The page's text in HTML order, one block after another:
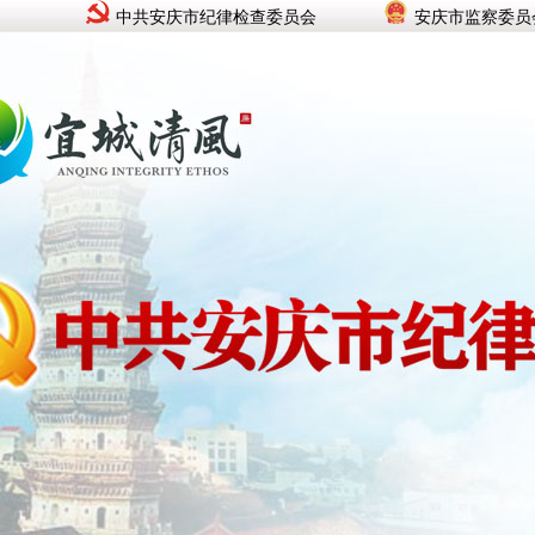
中共安庆市纪律检查委员会 安庆市监察委